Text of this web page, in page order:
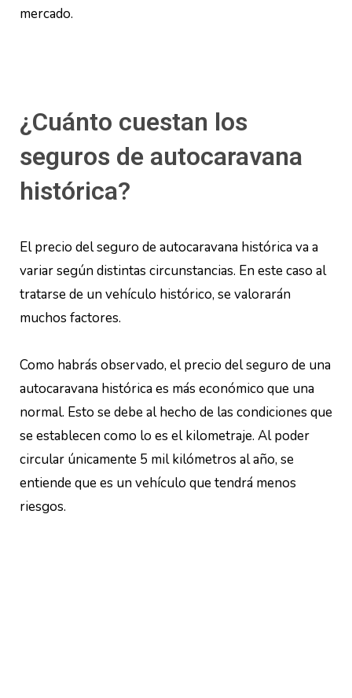
mercado.
¿Cuánto cuestan los
seguros de autocaravana
histórica?
El precio del seguro de autocaravana histórica va a
variar según distintas circunstancias. En este caso al
tratarse de un vehículo histórico, se valorarán
muchos factores.
Como habrás observado, el precio del seguro de una
autocaravana histórica es más económico que una
normal. Esto se debe al hecho de las condiciones que
se establecen como lo es el kilometraje. Al poder
circular únicamente 5 mil kilómetros al año, se
entiende que es un vehículo que tendrá menos
riesgos.